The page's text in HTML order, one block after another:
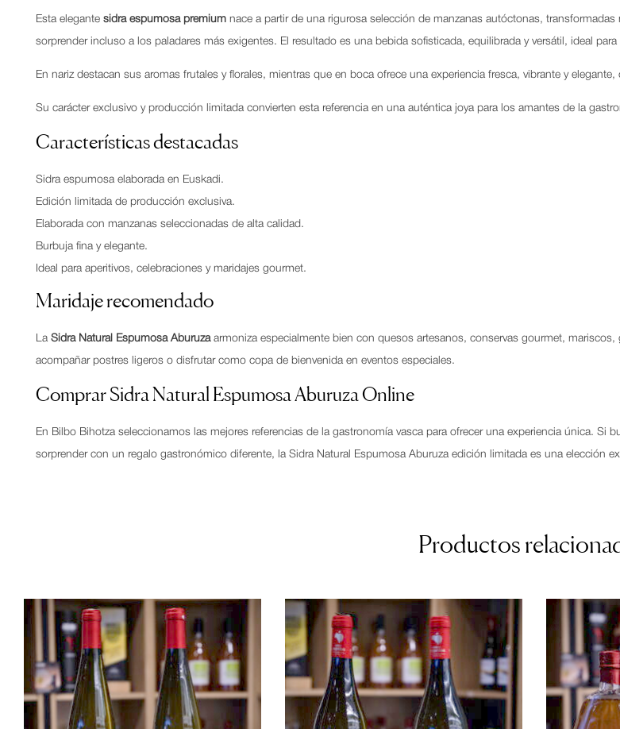
Esta elegante sidra espumosa premium nace a partir de una rigurosa selección de manzanas autóctonas,
sorprender incluso a los paladares más exigentes. El resultado es una bebida sofisticada, equilibrada y versátil, ideal
En nariz destacan sus aromas frutales y florales, mientras que en boca ofrece una experiencia fresca, vibrante y
Su carácter exclusivo y producción limitada convierten esta referencia en una auténtica joya para los amantes de la
Características destacadas
Sidra espumosa elaborada en Euskadi.
Edición limitada de producción exclusiva.
Elaborada con manzanas seleccionadas de alta calidad.
Burbuja fina y elegante.
Ideal para aperitivos, celebraciones y maridajes gourmet.
Maridaje recomendado
La Sidra Natural Espumosa Aburuzaarmoniza especialmente bien con quesos artesanos, conservas gourmet,
acompañar postres ligeros o disfrutar como copa de bienvenida en eventos especiales.
Comprar Sidra Natural Espumosa Aburuza Online
En Bilbo Bihotza seleccionamos las mejores referencias de la gastronomía vasca para ofrecer una experiencia única.
sorprender con un regalo gastronómico diferente, la Sidra Natural Espumosa Aburuza edición limitada es una elección
Productos